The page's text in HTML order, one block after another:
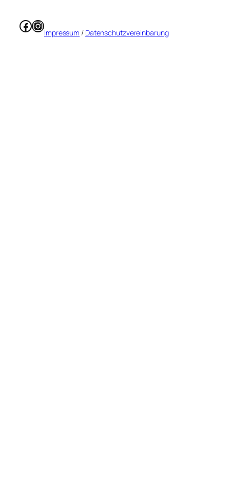
Facebook
Instagram
Impressum / Datenschutzvereinbarung